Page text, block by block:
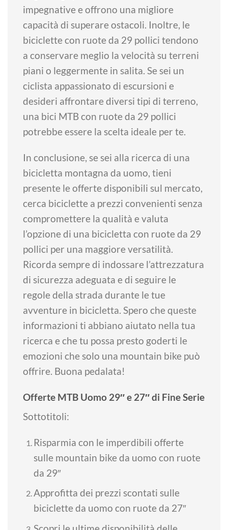
impegnative e offrono una migliore
capacità di superare ostacoli. Inoltre, le
biciclette con ruote da 29 pollici tendono
a conservare meglio la velocità su terreni
piani o leggermente in salita. Se sei un
ciclista appassionato di escursioni e
desideri affrontare diversi tipi di terreno,
una bici MTB con ruote da 29 pollici
potrebbe essere la scelta ideale per te.
In conclusione, se sei alla ricerca di una
bicicletta montagna da uomo, tieni
presente le offerte disponibili sul mercato,
cerca biciclette a prezzi convenienti senza
compromettere la qualità e valuta
l’opzione di una bicicletta con ruote da 29
pollici per una maggiore versatilità.
Ricorda sempre di indossare l’attrezzatura
di sicurezza adeguata e di seguire le
regole della strada durante le tue
avventure in bicicletta. Spero che queste
informazioni ti abbiano aiutato nella tua
ricerca e che tu possa presto goderti le
emozioni che solo una mountain bike può
offrire. Buona pedalata!
Offerte MTB Uomo 29″ e 27″ di Fine Serie
Sottotitoli:
Risparmia con le imperdibili offerte
sulle mountain bike da uomo con ruote
da 29″
Approfitta dei prezzi scontati sulle
biciclette da uomo con ruote da 27″